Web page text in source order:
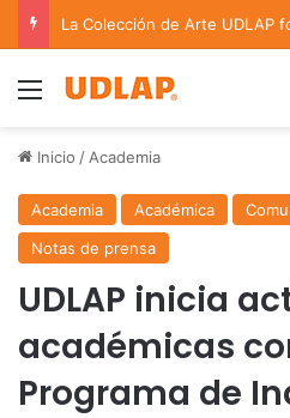
Menu
Inicio / Academia
Academia Académica
Notas de prensa
UDLAP inicia
académicas
Programa de